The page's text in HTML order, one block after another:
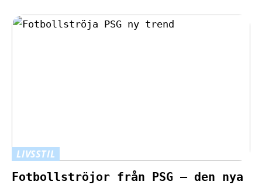
LIVSSTIL
Fotbollströjor från PSG – den nya